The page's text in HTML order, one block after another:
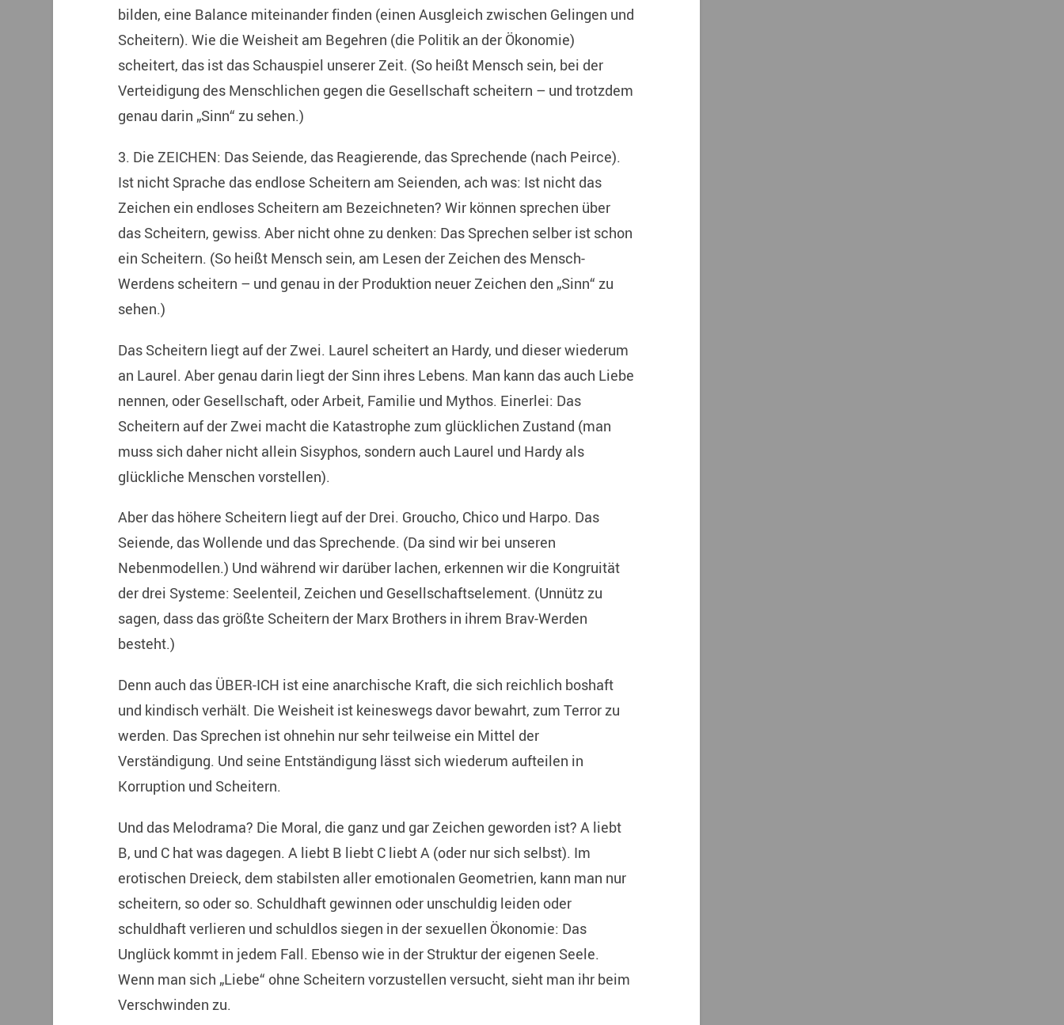
bilden, eine Balance miteinander finden (einen Ausgleich zwischen Gelingen und
Scheitern). Wie die Weisheit am Begehren (die Politik an der Ökonomie)
scheitert, das ist das Schauspiel unserer Zeit. (So heißt Mensch sein, bei der
Verteidigung des Menschlichen gegen die Gesellschaft scheitern – und trotzdem
genau darin „Sinn“ zu sehen.)
3. Die ZEICHEN: Das Seiende, das Reagierende, das Sprechende (nach Peirce).
Ist nicht Sprache das endlose Scheitern am Seienden, ach was: Ist nicht das
Zeichen ein endloses Scheitern am Bezeichneten? Wir können sprechen über
das Scheitern, gewiss. Aber nicht ohne zu denken: Das Sprechen selber ist schon
ein Scheitern. (So heißt Mensch sein, am Lesen der Zeichen des Mensch-
Werdens scheitern – und genau in der Produktion neuer Zeichen den „Sinn“ zu
sehen.)
Das Scheitern liegt auf der Zwei. Laurel scheitert an Hardy, und dieser wiederum
an Laurel. Aber genau darin liegt der Sinn ihres Lebens. Man kann das auch Liebe
nennen, oder Gesellschaft, oder Arbeit, Familie und Mythos. Einerlei: Das
Scheitern auf der Zwei macht die Katastrophe zum glücklichen Zustand (man
muss sich daher nicht allein Sisyphos, sondern auch Laurel und Hardy als
glückliche Menschen vorstellen).
Aber das höhere Scheitern liegt auf der Drei. Groucho, Chico und Harpo. Das
Seiende, das Wollende und das Sprechende. (Da sind wir bei unseren
Nebenmodellen.) Und während wir darüber lachen, erkennen wir die Kongruität
der drei Systeme: Seelenteil, Zeichen und Gesellschaftselement. (Unnütz zu
sagen, dass das größte Scheitern der Marx Brothers in ihrem Brav-Werden
besteht.)
Denn auch das ÜBER-ICH ist eine anarchische Kraft, die sich reichlich boshaft
und kindisch verhält. Die Weisheit ist keineswegs davor bewahrt, zum Terror zu
werden. Das Sprechen ist ohnehin nur sehr teilweise ein Mittel der
Verständigung. Und seine Entständigung lässt sich wiederum aufteilen in
Korruption und Scheitern.
Und das Melodrama? Die Moral, die ganz und gar Zeichen geworden ist? A liebt
B, und C hat was dagegen. A liebt B liebt C liebt A (oder nur sich selbst). Im
erotischen Dreieck, dem stabilsten aller emotionalen Geometrien, kann man nur
scheitern, so oder so. Schuldhaft gewinnen oder unschuldig leiden oder
schuldhaft verlieren und schuldlos siegen in der sexuellen Ökonomie: Das
Unglück kommt in jedem Fall. Ebenso wie in der Struktur der eigenen Seele.
Wenn man sich „Liebe“ ohne Scheitern vorzustellen versucht, sieht man ihr beim
Verschwinden zu.